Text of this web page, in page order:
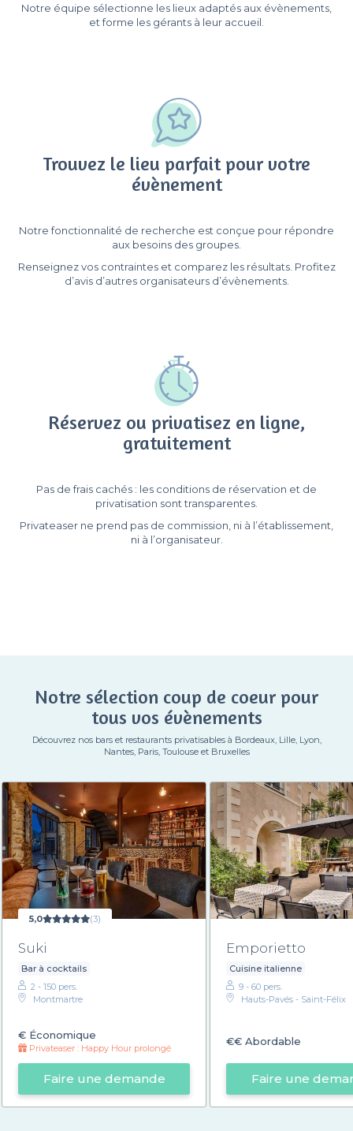
Notre équipe sélectionne les lieux adaptés aux évènements,
et forme les gérants à leur accueil.
Trouvez le lieu parfait pour votre
évènement
Notre fonctionnalité de recherche est conçue pour répondre
aux besoins des groupes.
Renseignez vos contraintes et comparez les résultats. Profitez
d’avis d’autres organisateurs d’évènements.
Réservez ou privatisez en ligne,
gratuitement
Pas de frais cachés : les conditions de réservation et de
privatisation sont transparentes.
Privateaser ne prend pas de commission, ni à l’établissement,
ni à l’organisateur.
Notre sélection coup de coeur pour
tous vos évènements
Découvrez nos bars et restaurants privatisables à Bordeaux, Lille, Lyon,
Nantes, Paris, Toulouse et Bruxelles
5,0 (3)
Suki
Bar à cocktails
2 - 150 pers.
Montmartre
€ Économique
Privateaser : Happy Hour prolongé
Faire une demande
Emporietto
Cuisine italienne
9 - 60 pers.
Hauts-Pavés - Saint-Félix
€€ Abordable
Faire une